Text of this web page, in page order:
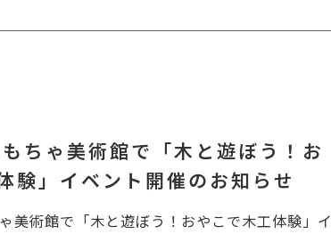
ちゃ美術館で「木と遊ぼう！お
験」イベント開催のお知らせ
美術館で「木と遊ぼう！おやこで木工体験」イ